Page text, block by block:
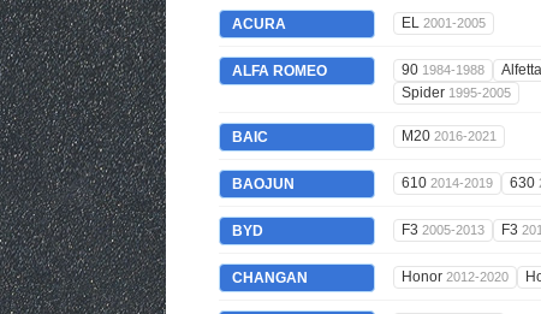
ACURA EL 2001-2005
ALFA ROMEO 90 1984-1988 Alfetta
Spider 1995-2005
BAIC M20 2016-2021
BAOJUN 610 2014-2019 630
BYD F3 2005-2013 F3
CHANGAN Honor 2012-2020